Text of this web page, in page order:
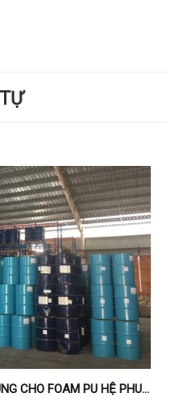
POLYOLS SPU-004CN/B3 (DÙNG CHO FOAM PU HỆ PHUN CÁCH NHIỆT B3)